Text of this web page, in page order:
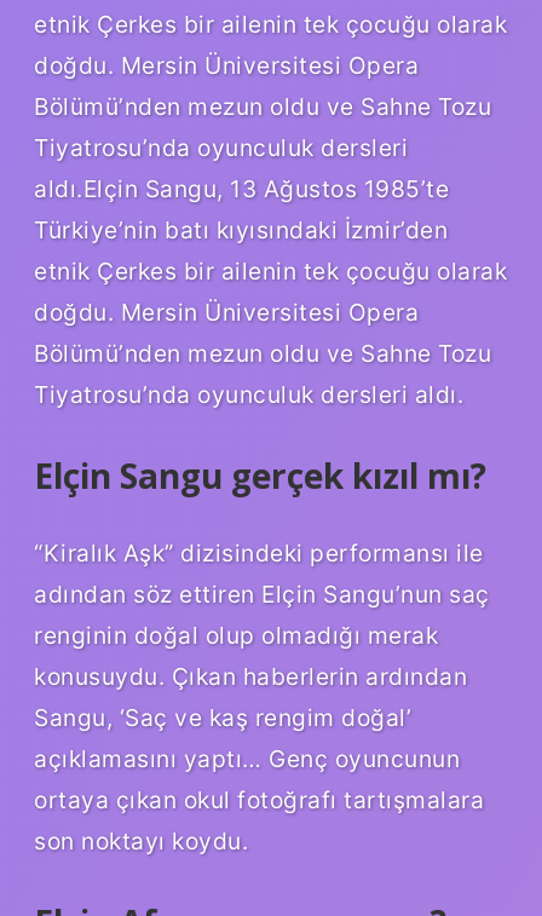
etnik Çerkes bir ailenin tek çocuğu olarak
doğdu. Mersin Üniversitesi Opera
Bölümü’nden mezun oldu ve Sahne Tozu
Tiyatrosu’nda oyunculuk dersleri
aldı.Elçin Sangu, 13 Ağustos 1985’te
Türkiye’nin batı kıyısındaki İzmir’den
etnik Çerkes bir ailenin tek çocuğu olarak
doğdu. Mersin Üniversitesi Opera
Bölümü’nden mezun oldu ve Sahne Tozu
Tiyatrosu’nda oyunculuk dersleri aldı.
Elçin Sangu gerçek kızıl mı?
“Kiralık Aşk” dizisindeki performansı ile
adından söz ettiren Elçin Sangu’nun saç
renginin doğal olup olmadığı merak
konusuydu. Çıkan haberlerin ardından
Sangu, ‘Saç ve kaş rengim doğal’
açıklamasını yaptı… Genç oyuncunun
ortaya çıkan okul fotoğrafı tartışmalara
son noktayı koydu.